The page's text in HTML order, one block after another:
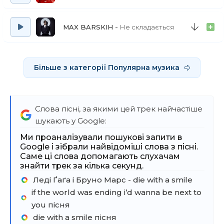
through
I'd wanna hold you just for a while and die with
If the world was ending, I'd wanna be next to
you
Ooh
I'd wanna be next to you
MAX BARSKIH Не складається
Більше з категорії Популярна музика
Слова пісні, за якими цей трек найчастіше
шукають у Google:
Ми проаналізували пошукові запити в
Google і зібрали найвідоміші слова з пісні.
Саме ці слова допомагають слухачам
знайти трек за кілька секунд.
Леді Ґаґа і Бруно Марс - die with a smile
if the world was ending i’d wanna be next to
you пісня
die with a smile пісня